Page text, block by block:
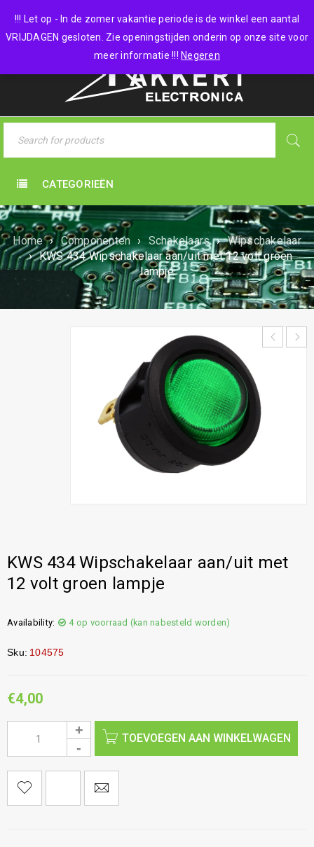
!!! Let op - In de zomer vakantie periode is de winkel een aantal
VRIJDAGEN gesloten. Zie openingstijden onderin op onze site voor
meer informatie !!! Negeren
0 items - €0,00
CATEGORIEËN
Home › Componenten › Schakelaars › Wipschakelaar
› KWS 434 Wipschakelaar aan/uit met 12 volt groen
lampje
KWS 434 Wipschakelaar aan/uit met
12 volt groen lampje
Availability: 4 op voorraad (kan nabesteld worden)
Sku: 104575
€4,00
TOEVOEGEN AAN WINKELWAGEN